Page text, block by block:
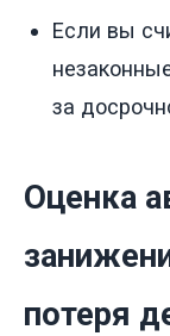
Если вы
за
Оценка
потеря